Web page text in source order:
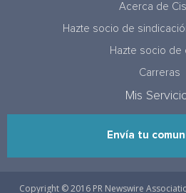
Acerca de
Hazte socio de
Hazte socio de
Carreras
Mis
Envía tu
Copyright © 2016 PR Newswire